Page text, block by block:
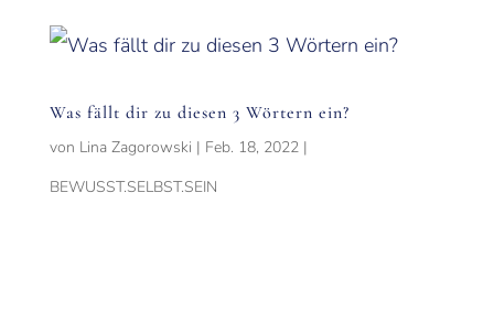
Was fällt dir zu diesen 3 Wörtern ein?
von Lina Zagorowski | Feb. 18, 2022|
BEWUSST.SELBST.SEIN